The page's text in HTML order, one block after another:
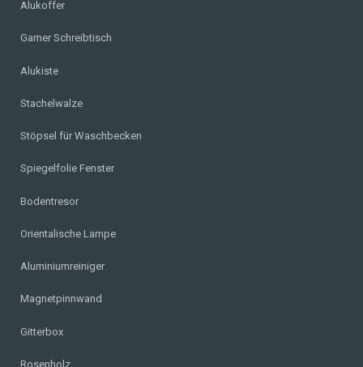
Alukoffer
Gamer Schreibtisch
Alukiste
Stachelwalze
Stöpsel für Waschbecken
Spiegelfolie Fenster
Bodentresor
Orientalische Lampe
Aluminiumreiniger
Magnetpinnwand
Gitterbox
Rosenholz